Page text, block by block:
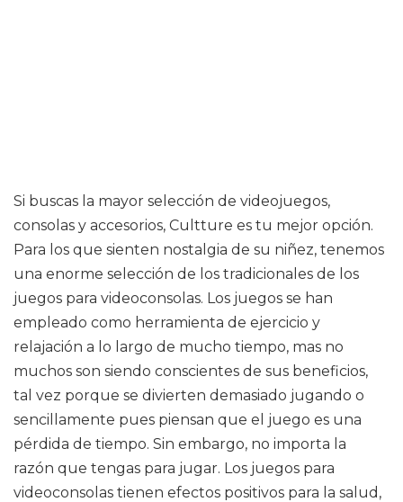
Si buscas la mayor selección de videojuegos,
consolas y accesorios, Cultture es tu mejor opción.
Para los que sienten nostalgia de su niñez, tenemos
una enorme selección de los tradicionales de los
juegos para videoconsolas. Los juegos se han
empleado como herramienta de ejercicio y
relajación a lo largo de mucho tiempo, mas no
muchos son siendo conscientes de sus beneficios,
tal vez porque se divierten demasiado jugando o
sencillamente pues piensan que el juego es una
pérdida de tiempo. Sin embargo, no importa la
razón que tengas para jugar. Los juegos para
videoconsolas tienen efectos positivos para la salud,